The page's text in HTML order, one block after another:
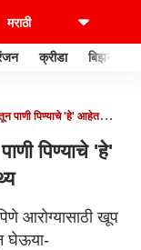
क्रीडा बिझनेस
पाणी पिण्याचे 'हे' आहेत
पिण्याचे 'हे'
आरोग्यासाठी खूप
घेऊया-